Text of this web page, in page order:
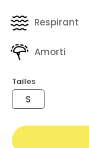
Respirant
Amorti
Tailles
S